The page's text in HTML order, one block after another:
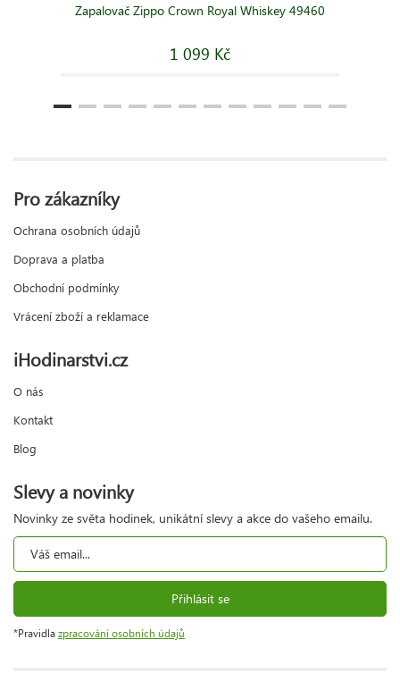
Zapalovač Zippo Crown Royal Whiskey 49460
1 099 Kč
Pro zákazníky
Ochrana osobních údajů
Doprava a platba
Obchodní podmínky
Vrácení zboží a reklamace
iHodinarstvi.cz
O nás
Kontakt
Blog
Slevy a novinky
Novinky ze světa hodinek, unikátní slevy a akce do vašeho emailu.
Přihlásit se
*Pravidla zpracování osobních údajů